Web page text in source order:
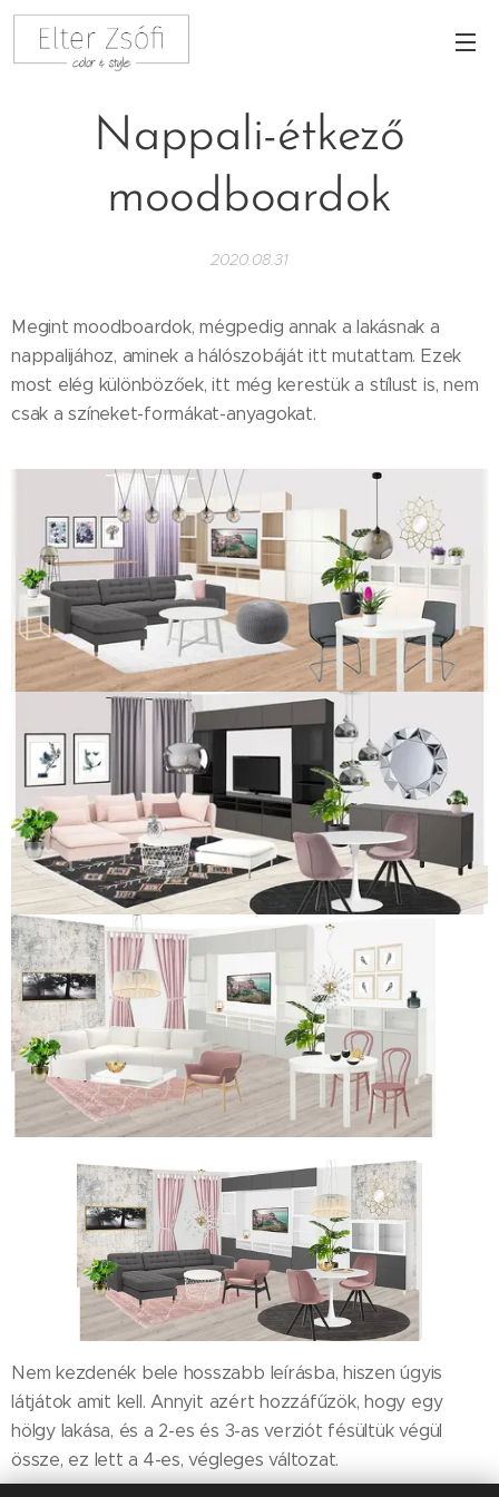
Nappali-étkező
moodboardok
2020.08.31
Megint moodboardok, mégpedig annak a lakásnak a
nappalijához, aminek a hálószobáját itt mutattam. Ezek
most elég különbözőek, itt még kerestük a stílust is, nem
csak a színeket-formákat-anyagokat.
Nem kezdenék bele hosszabb leírásba, hiszen úgyis
látjátok amit kell. Annyit azért hozzáfűzök, hogy egy
hölgy lakása, és a 2-es és 3-as verziót fésültük végül
össze, ez lett a 4-es, végleges változat.